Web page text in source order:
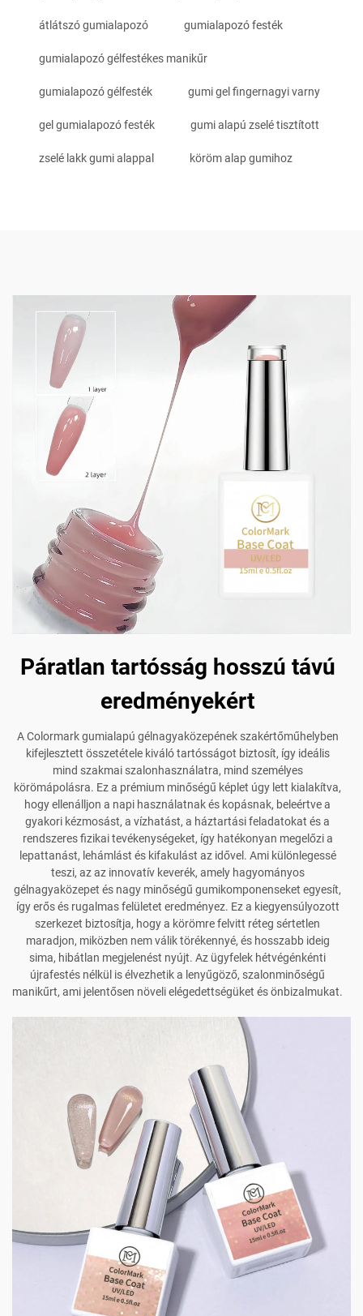
átlátszó gumialapozó gumialapozó festék
gumialapozó gélfestékes manikűr
gumialapozó gélfesték gumi gel fingernagyi varny
gel gumialapozó festék gumi alapú zselé tisztított
zselé lakk gumi alappal köröm alap gumihoz
Páratlan tartósság hosszú távú
eredményekért
A Colormark gumialapú gélnagyaközepének szakértőműhelyben
kifejlesztett összetétele kiváló tartósságot biztosít, így ideális
mind szakmai szalonhasználatra, mind személyes
körömápolásra. Ez a prémium minőségű képlet úgy lett kialakítva,
hogy ellenálljon a napi használatnak és kopásnak, beleértve a
gyakori kézmosást, a vízhatást, a háztartási feladatokat és a
rendszeres fizikai tevékenységeket, így hatékonyan megelőzi a
lepattanást, lehámlást és kifakulást az idővel. Ami különlegessé
teszi, az az innovatív keverék, amely hagyományos
gélnagyaközepet és nagy minőségű gumikomponenseket egyesít,
így erős és rugalmas felületet eredményez. Ez a kiegyensúlyozott
szerkezet biztosítja, hogy a körömre felvitt réteg sértetlen
maradjon, miközben nem válik törékennyé, és hosszabb ideig
sima, hibátlan megjelenést nyújt. Az ügyfelek hétvégénkénti
újrafestés nélkül is élvezhetik a lenyűgöző, szalonminőségű
manikűrt, ami jelentősen növeli elégedettségüket és önbizalmukat.